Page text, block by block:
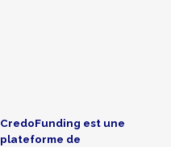
CredoFunding est une
plateforme de